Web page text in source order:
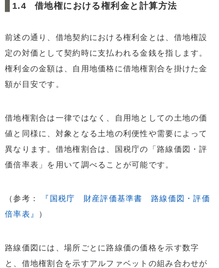
借地権における権利金と計算方法
前述の通り、借地契約における権利金とは、借地権設
定の対価として契約時に支払われる金銭を指します。
権利金の金額は、自用地価格に借地権割合を掛けた金
額が目安です。
借地権割合は一律ではなく、自用地としての土地の価
値と同様に、対象となる土地の利便性や需要によって
異なります。借地権割合は、国税庁の「路線価図・評
価倍率表」を用いて調べることが可能です。
（参考：
『国税庁 財産評価基準書 路線価図・評価
倍率表』
）
路線価図には、場所ごとに路線価の価格を示す数字
と、借地権割合を示すアルファベットの組み合わせが